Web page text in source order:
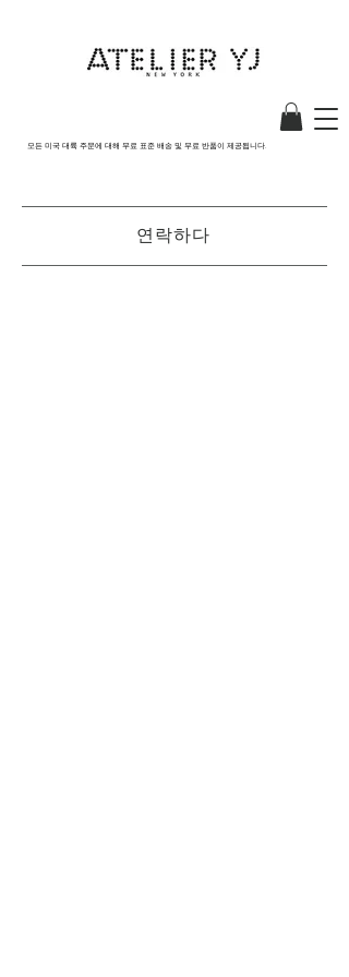
모든 미국 대륙 주문에 대해 무료 표준 배송 및 무료 반품이 제공됩니다.
연락하다